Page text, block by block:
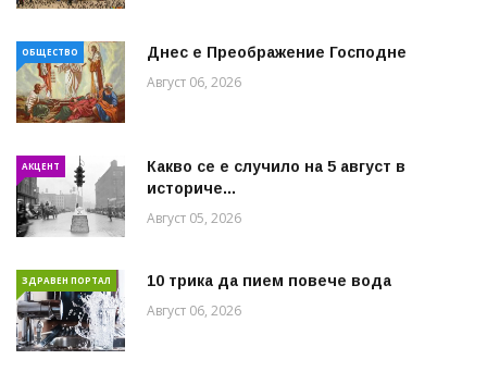
ОБЩЕСТВО Днес е Преображение Господне
Август 06, 2026
АКЦЕНТ
Какво се е случило на 5 август в
историче...
Август 05, 2026
ЗДРАВЕН ПОРТАЛ 10 трика да пием повече вода
Август 06, 2026